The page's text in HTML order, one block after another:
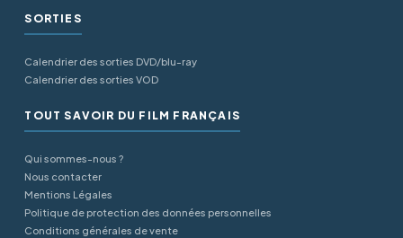
SORTIES
Calendrier des sorties DVD/blu-ray
Calendrier des sorties VOD
TOUT SAVOIR DU FILM FRANÇAIS
Qui sommes-nous ?
Nous contacter
Mentions Légales
Politique de protection des données personnelles
Conditions générales de vente